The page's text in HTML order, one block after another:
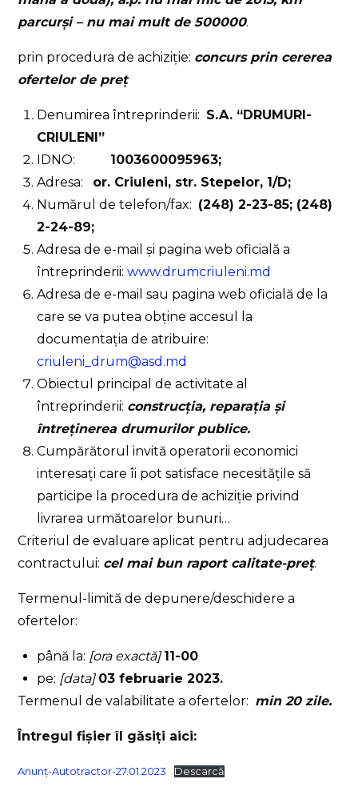
parcurși – nu mai mult de 500000.
prin procedura de achiziție: concurs prin cererea
ofertelor de preț
Denumirea întreprinderii: S.A. “DRUMURI-
CRIULENI”
IDNO: 1003600095963;
Adresa: or. Criuleni, str. Stepelor, 1/D;
Numărul de telefon/fax: (248) 2-23-85; (248)
2-24-89;
Adresa de e-mail și pagina web oficială a
întreprinderii:www.drumcriuleni.md
Adresa de e-mail sau pagina web oficială de la
care se va putea obține accesul la
documentația de atribuire:
criuleni_drum@asd.md
Obiectul principal de activitate al
întreprinderii: construcţia, reparaţia şi
întreţinerea drumurilor publice.
Cumpărătorul invită operatorii economici
interesați care îi pot satisface necesitățile să
participe la procedura de achiziție privind
livrarea următoarelor bunuri…
Criteriul de evaluare aplicat pentru adjudecarea
contractului: cel mai bun raport calitate-preț.
Termenul-limită de depunere/deschidere a
ofertelor:
până la: [ora exactă] 11-00
pe: [data] 03 februarie 2023.
Termenul de valabilitate a ofertelor: min 20 zile.
Întregul fișier îl găsiți aici:
Anunț-Autotractor-27.01.2023 Descarcă